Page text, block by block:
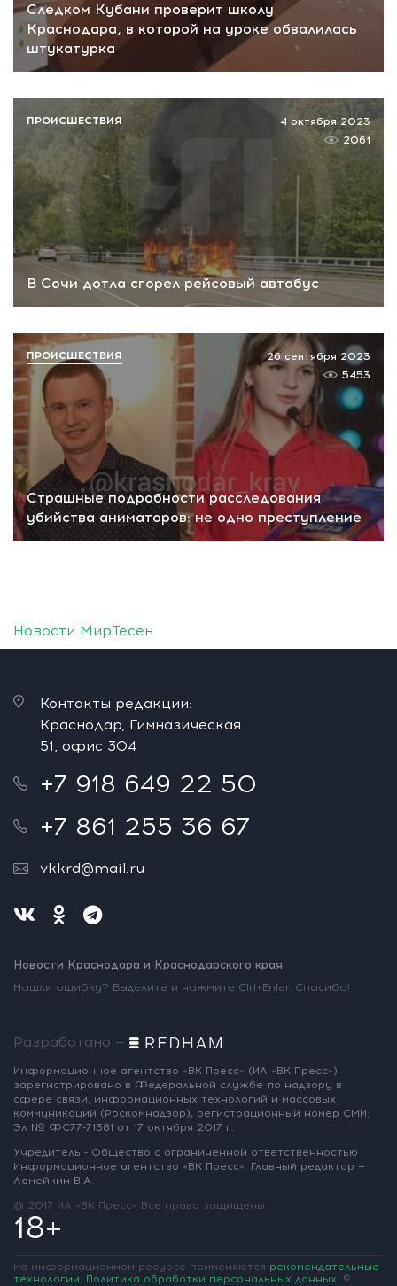
Следком Кубани проверит школу
Краснодара, в которой на уроке обвалилась
штукатурка
В Сочи дотла сгорел рейсовый автобус
4 октября 2023
2061
ПРОИСШЕСТВИЯ
Страшные подробности расследования
убийства аниматоров: не одно преступление
26 сентября 2023
5453
ПРОИСШЕСТВИЯ
Новости МирТесен
Контакты редакции:
Краснодар, Гимназическая
51, офис 304
+7 918 649 22 50
+7 861 255 36 67
vkkrd@mail.ru
Новости Краснодара и Краснодарского края
Нашли ошибку? Выделите и нажмите Ctrl+Enter. Спасибо!
Разработано —
Информационное агентство «ВК Пресс» (ИА «ВК Пресс»)
зарегистрировано в Федеральной службе по надзору в
сфере связи, информационных технологий и массовых
коммуникаций (Роскомнадзор), регистрационный номер СМИ:
Эл № ФС77-71381 от 17 октября 2017 г.
Учредитель - Общество с ограниченной ответственностью
Информационное агентство «ВК Пресс». Главный редактор —
Ламейкин В.А.
@ 2017 ИА «ВК Пресс» Все права защищены
18+
На информационном ресурсе применяются рекомендательные
технологии. Политика обработки персональных данных. ©